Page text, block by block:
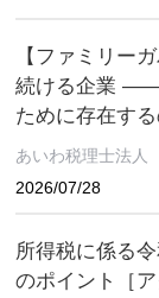
【ファミリー
続ける企業
ために存在す
あいわ税理士法人
2026/07/28
所得税に係る
のポイント［